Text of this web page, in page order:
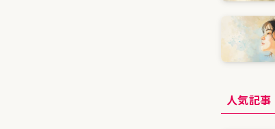
人気記事